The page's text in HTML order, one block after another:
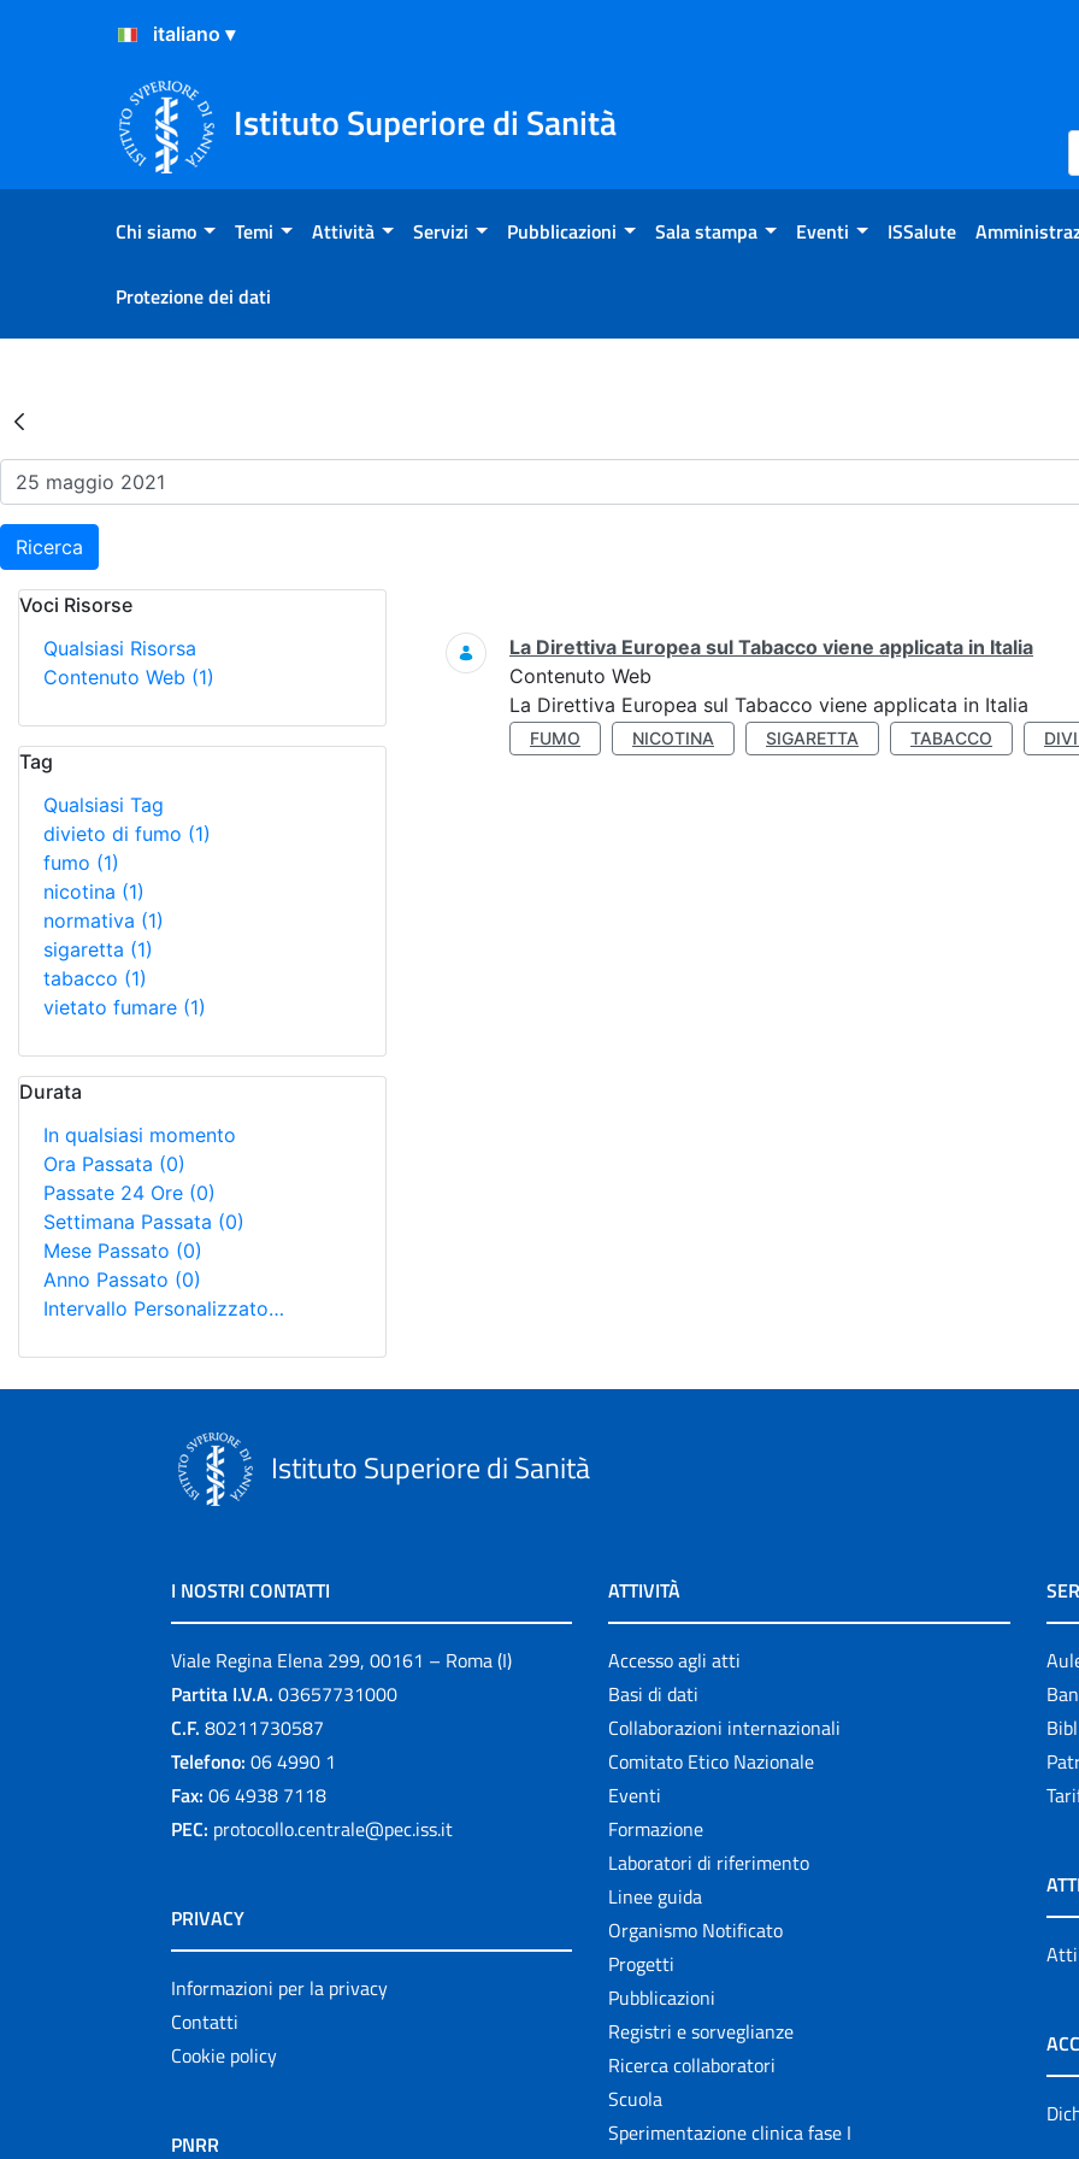
Salta al Contenuto
Salta al Footer
Istituto Superiore di Sanità
Chi siamo Temi Attività Servizi Pubblicazioni Sala stampa Eventi ISSalute
Protezione dei dati
Risultati della Ricerca - Eventi
Ricerca
Voci Risorse
Qualsiasi Risorsa
Contenuto Web (1)
Tag
Qualsiasi Tag
divieto di fumo (1)
fumo (1)
nicotina (1)
normativa (1)
sigaretta (1)
tabacco (1)
vietato fumare (1)
Durata
In qualsiasi momento
Ora Passata (0)
Passate 24 Ore (0)
Settimana Passata (0)
Mese Passato (0)
Anno Passato (0)
Intervallo Personalizzato…
Ricerca
La Direttiva Europea sul Tabacco viene applicata in Italia
Contenuto Web
La Direttiva Europea sul Tabacco viene applicata in Italia
FUMO NICOTINA SIGARETTA TABACCO
Istituto Superiore di Sanità
I NOSTRI CONTATTI
Viale Regina Elena 299, 00161 – Roma (I)
Partita I.V.A. 03657731000
C.F. 80211730587
Telefono: 06 4990 1
Fax: 06 4938 7118
PEC: protocollo.centrale@pec.iss.it
PRIVACY
Informazioni per la privacy
Contatti
Cookie policy
PNRR
ATTIVITÀ
Accesso agli atti
Basi di dati
Collaborazioni internazionali
Comitato Etico Nazionale
Eventi
Formazione
Laboratori di riferimento
Linee guida
Organismo Notificato
Progetti
Pubblicazioni
Registri e sorveglianze
Ricerca collaboratori
Scuola
Sperimentazione clinica fase I
Atti